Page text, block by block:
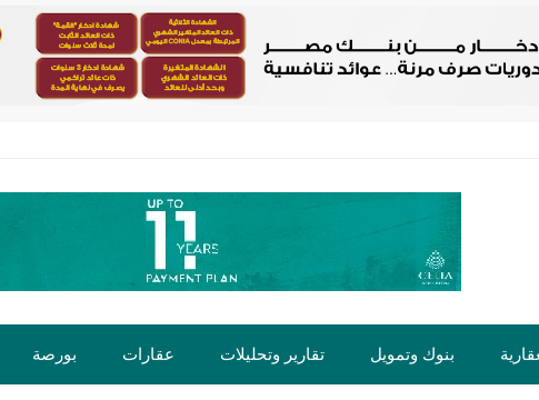
بنوك وتمويل تقارير وتحليلات عقارات بورصة